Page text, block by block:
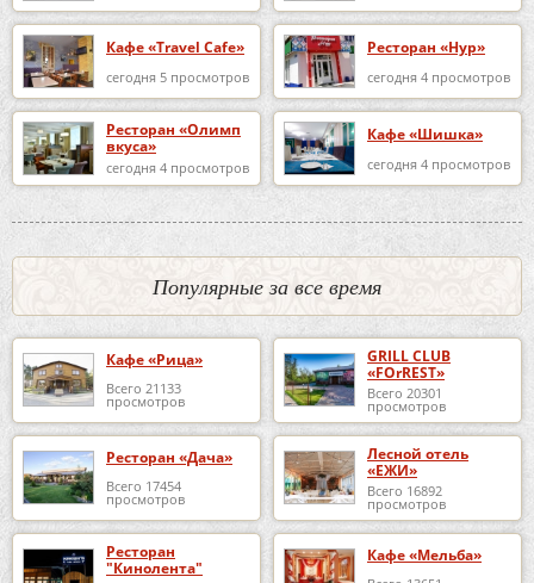
Кафе «Travel Cafe»
сегодня 5 просмотров
Ресторан «Нур»
сегодня 4 просмотров
Ресторан «Олимп
вкуса»
сегодня 4 просмотров
Кафе «Шишка»
сегодня 4 просмотров
Популярные за все время
Кафе «Рица»
Всего 21133
просмотров
GRILL CLUB
«FOrREST»
Всего 20301
просмотров
Ресторан «Дача»
Всего 17454
просмотров
Лесной отель
«ЕЖИ»
Всего 16892
просмотров
Ресторан
"Кинолента"
Кафе «Мельба»